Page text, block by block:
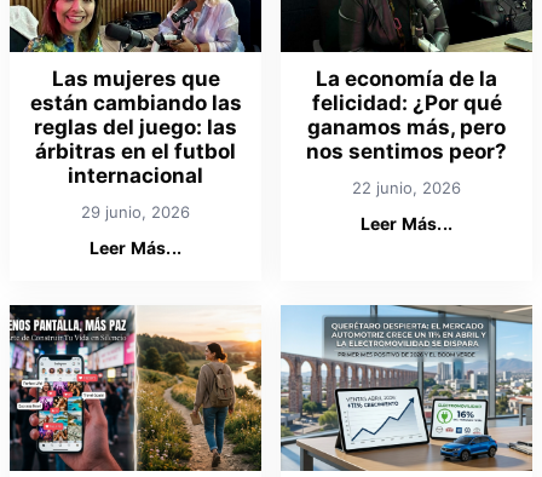
Las mujeres que
están cambiando las
reglas del juego: las
árbitras en el futbol
internacional
29 junio, 2026
Leer Más...
La economía de la
felicidad: ¿Por qué
ganamos más, pero
nos sentimos peor?
22 junio, 2026
Leer Más...